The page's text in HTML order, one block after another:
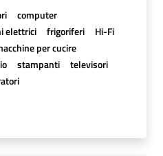
computer
elettrici frigoriferi
Hi-Fi
per cucire
stampanti
televisori